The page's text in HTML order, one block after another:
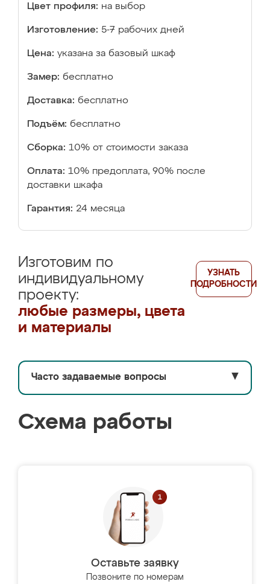
Цвет профиля: на выбор
Изготовление: 5-7 рабочих дней
Цена: указана за базовый шкаф
Замер: бесплатно
Доставка: бесплатно
Подъём: бесплатно
Сборка: 10% от стоимости заказа
Оплата: 10% предоплата, 90% после
доставки шкафа
Гарантия: 24 месяца
Изготовим по
индивидуальному
проекту:
любые размеры, цвета
и материалы
УЗНАТЬ
ПОДРОБНОСТИ
Часто задаваемые вопросы ▼
Схема работы
Оставьте заявку
Позвоните по номерам